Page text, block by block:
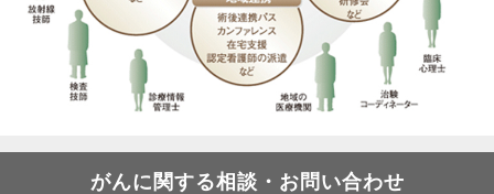
がんに関する相談・お問い合わせ